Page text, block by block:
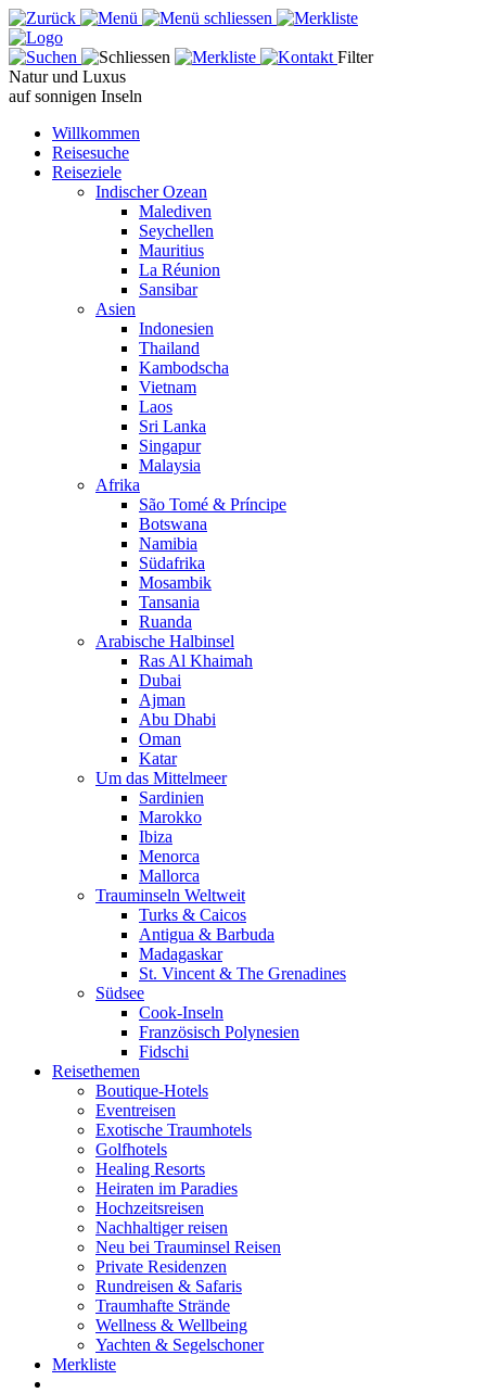
Filter
Natur und Luxus
auf sonnigen Inseln
Willkommen
Reisesuche
Reiseziele
Indischer Ozean
Malediven
Seychellen
Mauritius
La Réunion
Sansibar
Asien
Indonesien
Thailand
Kambodscha
Vietnam
Laos
Sri Lanka
Singapur
Malaysia
Afrika
São Tomé & Príncipe
Botswana
Namibia
Südafrika
Mosambik
Tansania
Ruanda
Arabische Halbinsel
Ras Al Khaimah
Dubai
Ajman
Abu Dhabi
Oman
Katar
Um das Mittelmeer
Sardinien
Marokko
Ibiza
Menorca
Mallorca
Trauminseln Weltweit
Turks & Caicos
Antigua & Barbuda
Madagaskar
St. Vincent & The Grenadines
Südsee
Cook-Inseln
Französisch Polynesien
Fidschi
Reisethemen
Boutique-Hotels
Eventreisen
Exotische Traumhotels
Golfhotels
Healing Resorts
Heiraten im Paradies
Hochzeitsreisen
Nachhaltiger reisen
Neu bei Trauminsel Reisen
Private Residenzen
Rundreisen & Safaris
Traumhafte Strände
Wellness & Wellbeing
Yachten & Segelschoner
Merkliste